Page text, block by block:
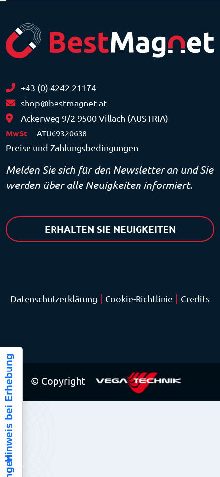
+43 (0) 4242 21174
shop@bestmagnet.at
Ackerweg 9/2 9500 Villach (AUSTRIA)
MwSt ATU69320638
Preise und Zahlungsbedingungen
Melden Sie sich für den Newsletter an und Sie
werden über alle Neuigkeiten informiert.
ERHALTEN SIE NEUIGKEITEN
Datenschutzerklärung Cookie-Richtlinie Credits
© Copyright
Hinweis bei Erhebung